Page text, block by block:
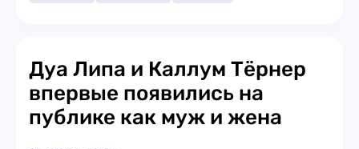
Дуа Липа и Каллум Тёрнер
впервые появились на
публике как муж и жена